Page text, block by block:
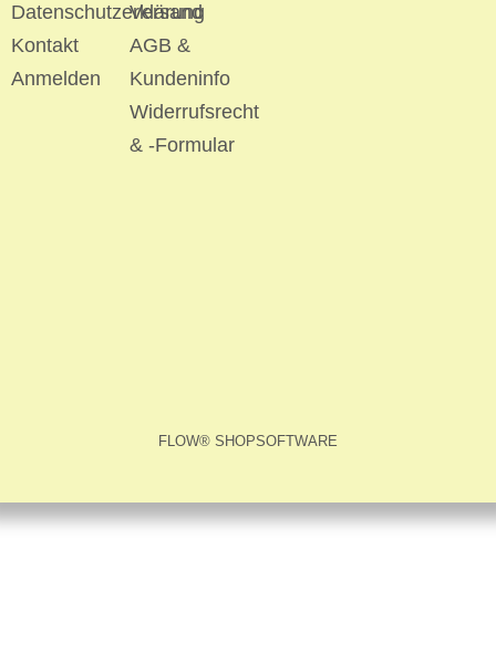
Datenschutzerklärung
Kontakt
Anmelden
Versand
AGB &
Kundeninfo
Widerrufsrecht
& -Formular
FLOW® SHOPSOFTWARE